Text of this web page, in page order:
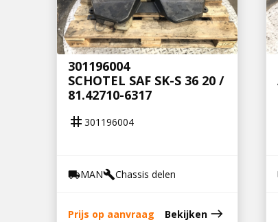
301196004
SCHOTEL SAF SK-S 36 20 /
81.42710-6317
tag 301196004
local_shippingMANbuildChassis delen
Prijs op aanvraag Bekijken east